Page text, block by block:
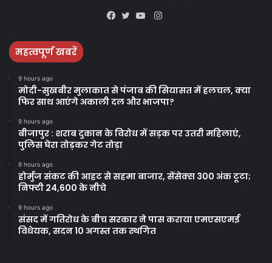
Instagram
महत्वपूर्ण खबरें
9 hours ago
मोदी-सुखबीर मुलाकात से पंजाब की सियासत में हलचल, क्या
फिर साथ आएंगे अकाली दल और भाजपा?
9 hours ago
बीजापुर : शराब दुकान के विरोध में सड़क पर उतरी महिलाएं,
पुलिस घेरा तोड़कर गेट तोड़ा
9 hours ago
होर्मुज संकट की आहट से सहमा बाजार, सेंसेक्स 300 अंक टूटा;
निफ्टी 24,600 के नीचे
9 hours ago
संसद में गतिरोध के बीच सरकार ने पास कराया एमएसएमई
विधेयक, सदन 10 अगस्त तक स्थगित